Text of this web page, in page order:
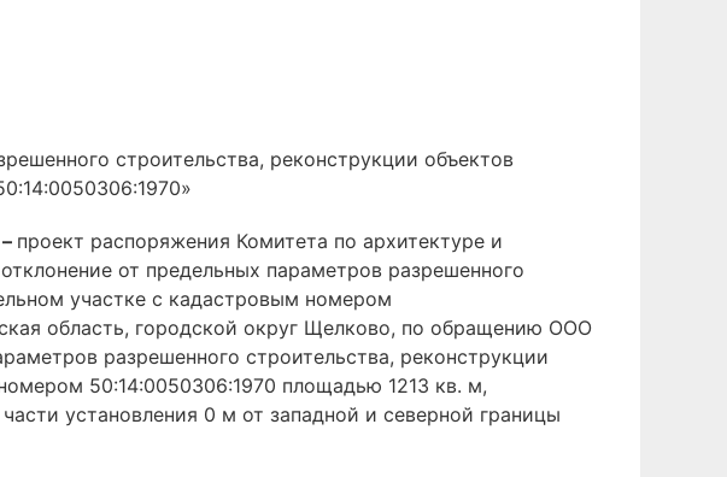
строительства, реконструкции объектов
проект распоряжения Комитета по архитектуре и
от предельных параметров разрешенного
участке с кадастровым номером
область, городской округ Щелково, по обращению ООО
разрешенного строительства, реконструкции
50:14:0050306:1970 площадью 1213 кв. м,
установления 0 м от западной и северной границы